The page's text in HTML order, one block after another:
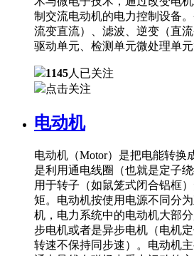
制交流电动机的电力控制设备
流变直流）、滤波、逆变（直
驱动单元、检测单元微处理单元
1145人已关注
点击关注
电动机
电动机（Motor）是把电能转换
是利用通电线圈（也就是定子
用于转子（如鼠笼式闭合铝框
矩。电动机按使用电源不同分
机，电力系统中的电动机大部
步电机或者是异步电机（电机
转速不保持同步速）。电动机